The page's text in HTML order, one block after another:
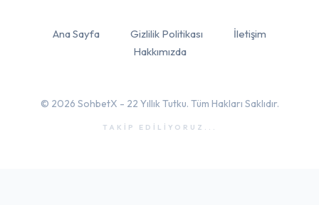
Ana Sayfa Gizlilik Politikası
İletişim
Hakkımızda
© 2026 SohbetX - 22 Yıllık Tutku. Tüm Hakları Saklıdır.
TAKİP EDİLİYORUZ...